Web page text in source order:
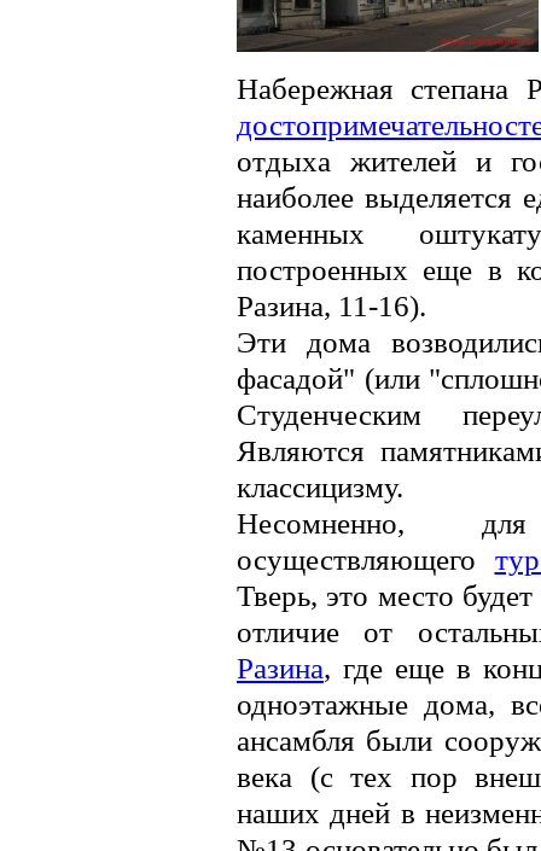
Набережная
отдыха жителей и
наиболее выделяется
каменных
построенных еще в
Разина, 11-16).
Эти дома
фасадой" (или
Студенческим
Являются
классицизму.
Несомненно,
осуществляющего
Тверь, это место
отличие от
Разина, где еще в
одноэтажные дома,
ансамбля были
века (с тех пор
наших дней в